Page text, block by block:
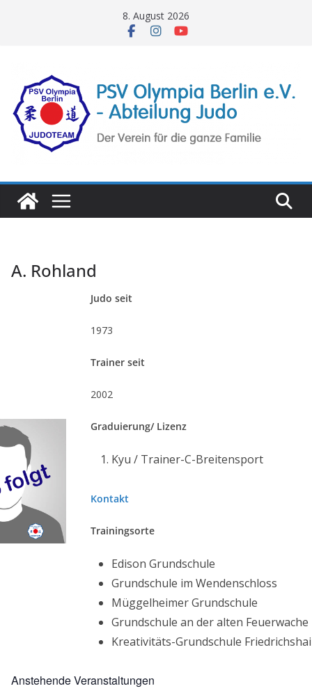
8. August 2026
A. Rohland
Judo seit
1973
Trainer seit
2002
Graduierung/ Lizenz
Kyu / Trainer-C-Breitensport
Kontakt
Trainingsorte
Edison Grundschule
Grundschule im Wendenschloss
Müggelheimer Grundschule
Grundschule an der alten Feuerwache
Kreativitäts-Grundschule
Anstehende Veranstaltungen